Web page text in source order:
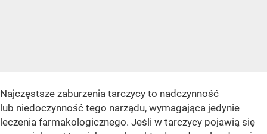
Najczęstsze zaburzenia tarczycy to nadczynność
lub niedoczynność tego narządu, wymagająca jedynie
leczenia farmakologicznego. Jeśli w tarczycy pojawią się